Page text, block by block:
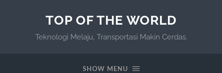
TOP OF THE WORLD
Teknologi Melaju, Transportasi Makin Cerdas.
SHOW MENU